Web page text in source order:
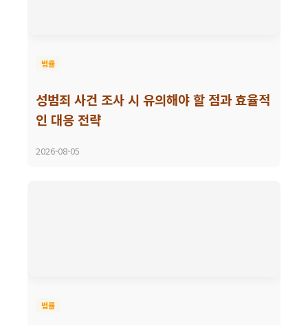
법률
성범죄 사건 조사 시 유의해야 할 점과 효율적
인 대응 전략
2026-08-05
법률